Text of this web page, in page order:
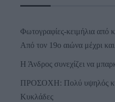
Φωτογραφίες-κειμήλια από
Από τον 19ο αιώνα μέχρι
Η Άνδρος συνεχίζει να
ΠΡΟΣΟΧΗ: Πολύ υψηλός
Κυκλάδες